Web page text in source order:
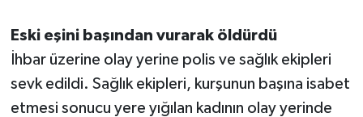
Eski eşini başından vurarak öldürdü
İhbar üzerine olay yerine polis ve sağlık ekipleri
sevk edildi. Sağlık ekipleri, kurşunun başına isabet
etmesi sonucu yere yığılan kadının olay yerinde